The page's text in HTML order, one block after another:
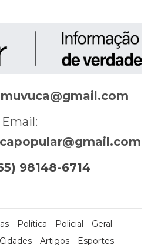
Email:
98148-6714
Política Policial
Geral
Cidades Artigos Esportes